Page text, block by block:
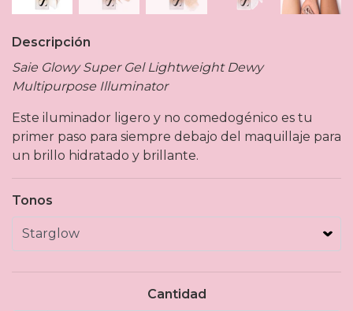
Descripción
Saie Glowy Super Gel Lightweight Dewy
Multipurpose Illuminator
Este iluminador ligero y no comedogénico es tu
primer paso para siempre debajo del maquillaje para
un brillo hidratado y brillante.
Tonos
Cantidad